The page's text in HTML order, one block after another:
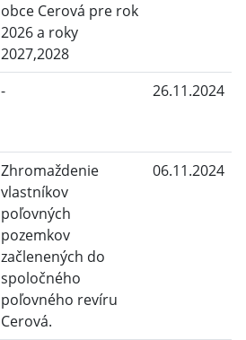
obce Cerová pre rok
2026 a roky
2027,2028
- 26.11.2024
Zhromaždenie
vlastníkov
poľovných
pozemkov
začlenených do
spoločného
poľovného revíru
Cerová.
06.11.2024